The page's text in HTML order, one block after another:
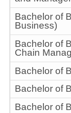
Bachelor of
Business)
Bachelor of
Chain
Bachelor of
Bachelor of
Bachelor of